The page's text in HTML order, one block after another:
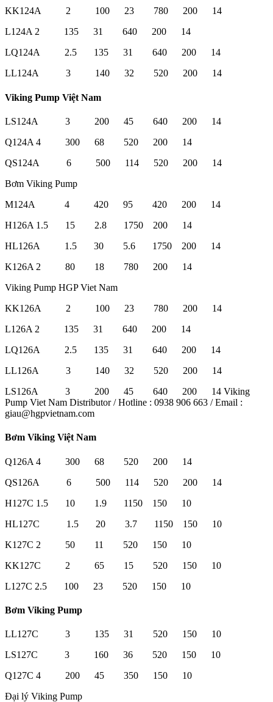
KK124A 2 100 23 780 200 14
L124A 2 135 31 640 200 14
LQ124A 2.5 135 31 640 200 14
LL124A 3 140 32 520 200 14
Viking Pump Việt Nam
LS124A 3 200 45 640 200 14
Q124A 4 300 68 520 200 14
QS124A 6 500 114 520 200 14
Bơm Viking Pump
M124A 4 420 95 420 200 14
H126A 1.5 15 2.8 1750 200 14
HL126A 1.5 30 5.6 1750 200 14
K126A 2 80 18 780 200 14
Viking Pump HGP Viet Nam
KK126A 2 100 23 780 200 14
L126A 2 135 31 640 200 14
LQ126A 2.5 135 31 640 200 14
LL126A 3 140 32 520 200 14
LS126A 3 200 45 640 200 14 Viking
Pump Viet Nam Distributor / Hotline : 0938 906 663 / Email :
giau@hgpvietnam.com
Bơm Viking Việt Nam
Q126A 4 300 68 520 200 14
QS126A 6 500 114 520 200 14
H127C 1.5 10 1.9 1150 150 10
HL127C 1.5 20 3.7 1150 150 10
K127C 2 50 11 520 150 10
KK127C 2 65 15 520 150 10
L127C 2.5 100 23 520 150 10
Bơm Viking Pump
LL127C 3 135 31 520 150 10
LS127C 3 160 36 520 150 10
Q127C 4 200 45 350 150 10
Đại lý Viking Pump